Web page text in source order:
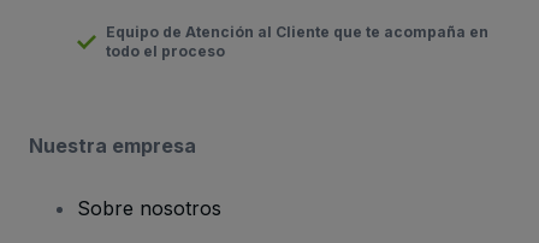
Equipo de Atención al Cliente que te acompaña en
todo el proceso
Nuestra empresa
Sobre nosotros